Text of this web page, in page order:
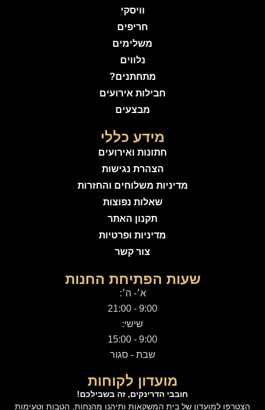
וויסקי
חריפים
משלימים
נלווים
מתחתנים?
חבילות אירועים
מבצעים
מידע כללי
חתונות ואירועים
הצהרת נגישות
מדיניות משלוחים והחזרות
שאלות נפוצות
תקנון האתר
מדיניות ופרטיות
צור קשר
שעות הפתיחת החנות
א׳- ה׳:
9:00 - 21:00
שישי:
9:00 - 15:00
שבת - סגור
מועדון לקוחות
חובבי הדרינקים, זה בשבילכם!
הצטרפו למועדון של בית המשקאות ותיהנו מהנחות, הטבות וטעימות